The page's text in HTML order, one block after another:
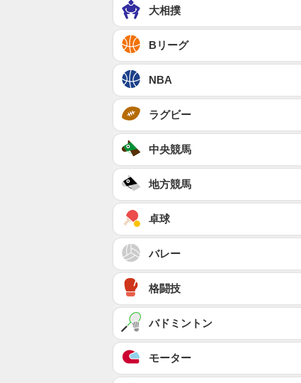
大相撲
Bリーグ
NBA
ラグビー
中央競馬
地方競馬
卓球
バレー
格闘技
バドミントン
モーター